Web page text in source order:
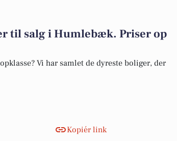
til salg i Humlebæk. Priser op
Vi har samlet de dyreste boliger, der
Kopiér link